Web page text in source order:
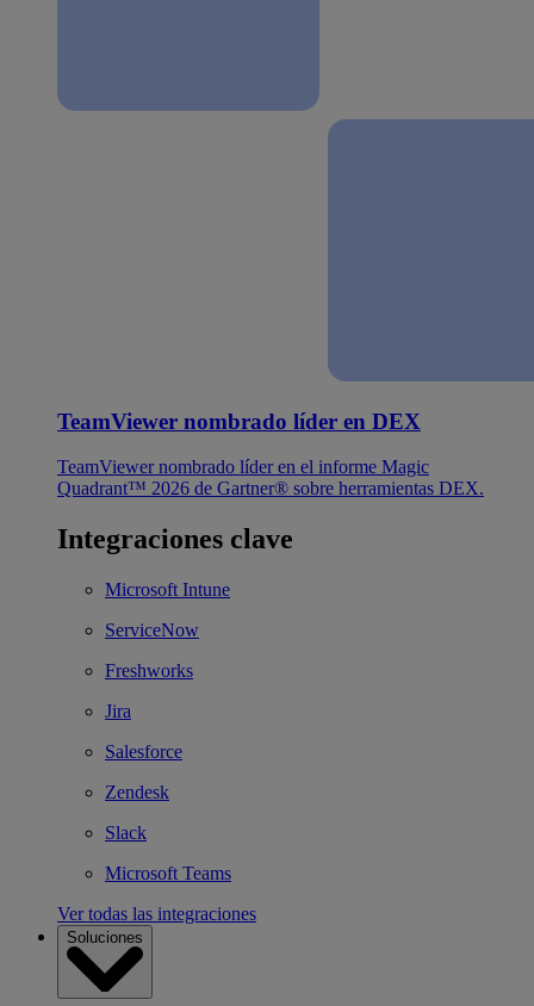
TeamViewer nombrado líder en DEX
TeamViewer nombrado líder en el informe Magic
Quadrant™ 2026 de Gartner® sobre herramientas DEX.
Integraciones clave
Microsoft Intune
ServiceNow
Freshworks
Jira
Salesforce
Zendesk
Slack
Microsoft Teams
Ver todas las integraciones
Soluciones